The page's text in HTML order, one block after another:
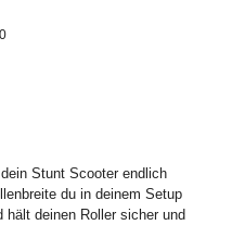
Stunt Scooter endlich
du in deinem Setup
deinen Roller sicher und